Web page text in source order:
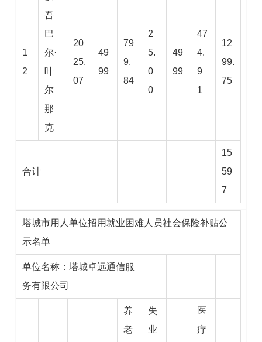
1
2
吾
巴
尔·
叶
尔
那
克
20
25.
07
49
99
79
9.
84
2
5.
0
0
49
99
47
4.
9
1
12
99.
75
合计
15
59
7
塔城市用人单位招用就业困难人员社会保险补贴公
示名单
单位名称：塔城卓远通信服
务有限公司
养
老
失
业
医
疗